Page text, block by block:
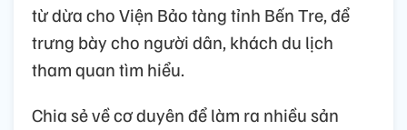
từ dừa cho Viện Bảo tàng tỉnh Bến Tre, để
trưng bày cho người dân, khách du lịch
tham quan tìm hiểu.
Chia sẻ về cơ duyên để làm ra nhiều sản